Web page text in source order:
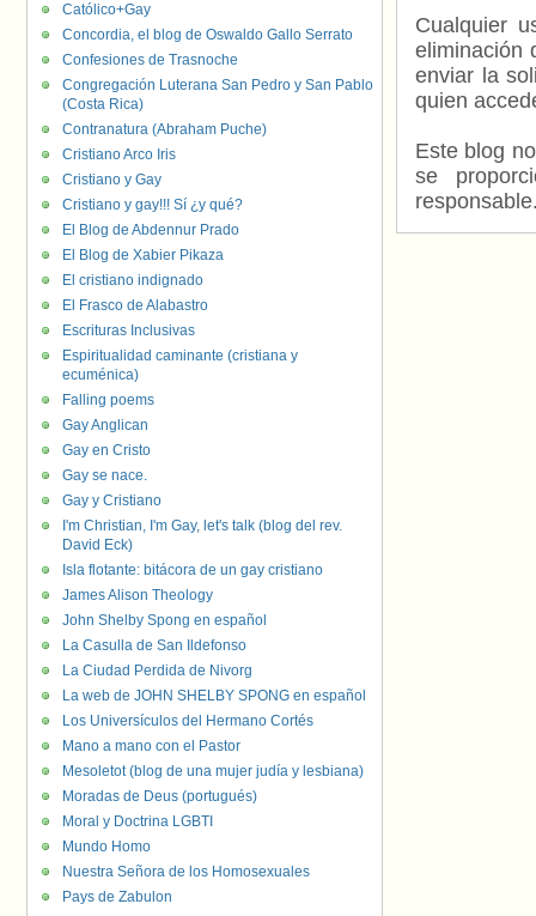
Cualquier
eliminación
enviar la
quien
Este blog
se
Católico+Gay
Concordia, el blog de Oswaldo Gallo Serrato
Confesiones de Trasnoche
Congregación Luterana San Pedro y San Pablo
(Costa Rica)
Contranatura (Abraham Puche)
Cristiano Arco Iris
Cristiano y Gay
Cristiano y gay!!! Sí ¿y qué?
El Blog de Abdennur Prado
El Blog de Xabier Pikaza
El cristiano indignado
El Frasco de Alabastro
Escrituras Inclusivas
Espiritualidad caminante (cristiana y
ecuménica)
Falling poems
Gay Anglican
Gay en Cristo
Gay se nace.
Gay y Cristiano
I'm Christian, I'm Gay, let's talk (blog del rev.
David Eck)
Isla flotante: bitácora de un gay cristiano
James Alison Theology
John Shelby Spong en español
La Casulla de San Ildefonso
La Ciudad Perdida de Nivorg
La web de JOHN SHELBY SPONG en español
Los Universículos del Hermano Cortés
Mano a mano con el Pastor
Mesoletot (blog de una mujer judía y lesbiana)
Moradas de Deus (portugués)
Moral y Doctrina LGBTI
Mundo Homo
Nuestra Señora de los Homosexuales
Pays de Zabulon